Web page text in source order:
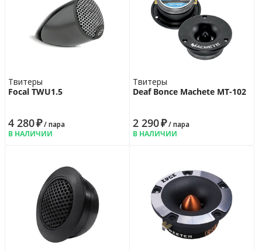
Твитеры
Focal TWU1.5
4 280₽/ пара
В НАЛИЧИИ
Твитеры
Deaf Bonce Machete MT-102
2 290₽/ пара
В НАЛИЧИИ